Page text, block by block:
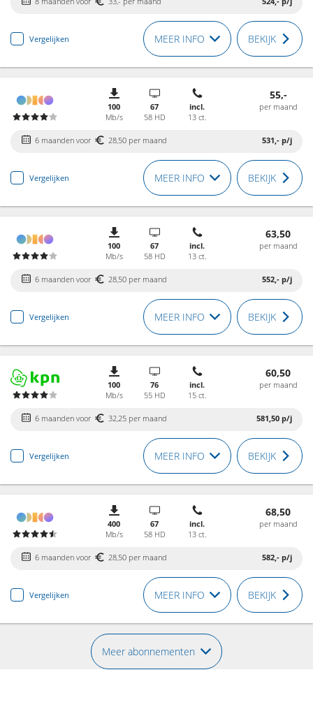
Vergelijken MEER INFO BEKIJK
100
Mb/s
67
58 HD
incl.
13 ct.
55,-
per maand
6 maanden voor 28,50 per maand 531,- p/j
Vergelijken MEER INFO BEKIJK
100
Mb/s
67
58 HD
incl.
13 ct.
63,50
per maand
6 maanden voor 28,50 per maand 552,- p/j
Vergelijken MEER INFO BEKIJK
100
Mb/s
76
55 HD
incl.
15 ct.
60,50
per maand
6 maanden voor 32,25 per maand 581,50 p/j
Vergelijken MEER INFO BEKIJK
400
Mb/s
67
58 HD
incl.
13 ct.
68,50
per maand
6 maanden voor 28,50 per maand 582,- p/j
Vergelijken MEER INFO BEKIJK
Meer abonnementen